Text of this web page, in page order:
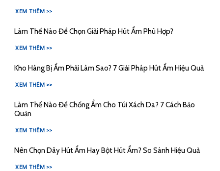
XEM THÊM >>
Làm Thế Nào Để Chọn Giải Pháp Hút Ẩm Phù Hợp?
XEM THÊM >>
Kho Hàng Bị Ẩm Phải Làm Sao? 7 Giải Pháp Hút Ẩm Hiệu Quả
XEM THÊM >>
Làm Thế Nào Để Chống Ẩm Cho Túi Xách Da? 7 Cách Bảo
Quản
XEM THÊM >>
Nên Chọn Dây Hút Ẩm Hay Bột Hút Ẩm? So Sánh Hiệu Quả
XEM THÊM >>